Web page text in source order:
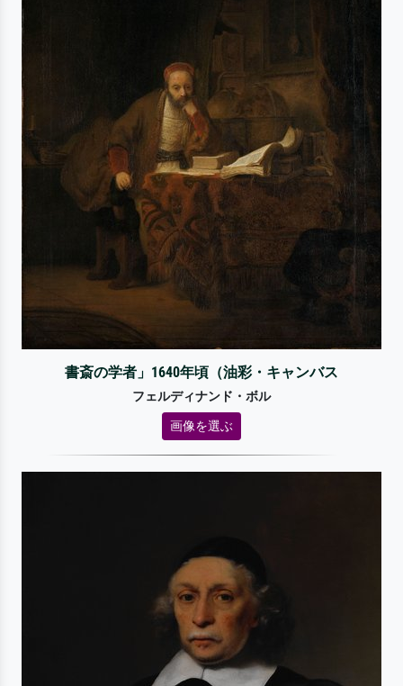
書斎の学者」1640年頃（油彩・キャンバス
フェルディナンド・ボル
画像を選ぶ